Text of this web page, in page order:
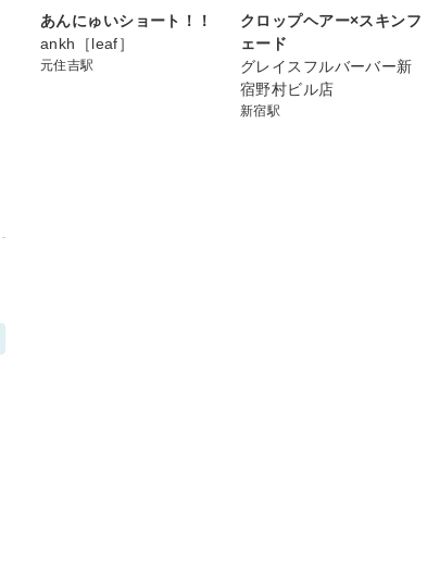
あんにゅいショート！！
ankh［leaf］
元住吉駅
クロップヘアー×スキンフ
ェード
グレイスフルバーバー新
宿野村ビル店
新宿駅